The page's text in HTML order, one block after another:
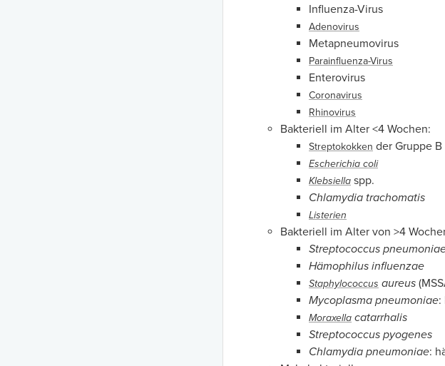
Influenza-Virus
Adenovirus
Metapneumovirus
Parainfluenza-Virus
Enterovirus
Coronavirus
Rhinovirus
Bakteriell im Alter <4 Wochen:
Streptokokken der Gruppe B
Escherichia coli
Klebsiella spp.
Chlamydia trachomatis
Listerien
Bakteriell im Alter von >4
Streptococcus
Hämophilus influenzae
Staphylococcus aureus
Mycoplasma pneumoniae:
Moraxella catarrhalis
Streptococcus pyogenes
Chlamydia pneumoniae: